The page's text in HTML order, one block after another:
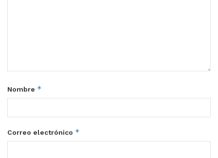
Nombre *
Correo electrónico *